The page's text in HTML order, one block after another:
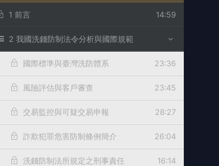
1 前言 14:59
2 我國洗錢防制法令分析與國際規範
國際標準與臺灣洗防體系 23:36
風險評估與客戶審查 23:45
交易監控與可疑交易申報 28:27
詐欺犯罪危害防制條例簡介 26:04
洗錢防制法所規定之刑事責任 16:14